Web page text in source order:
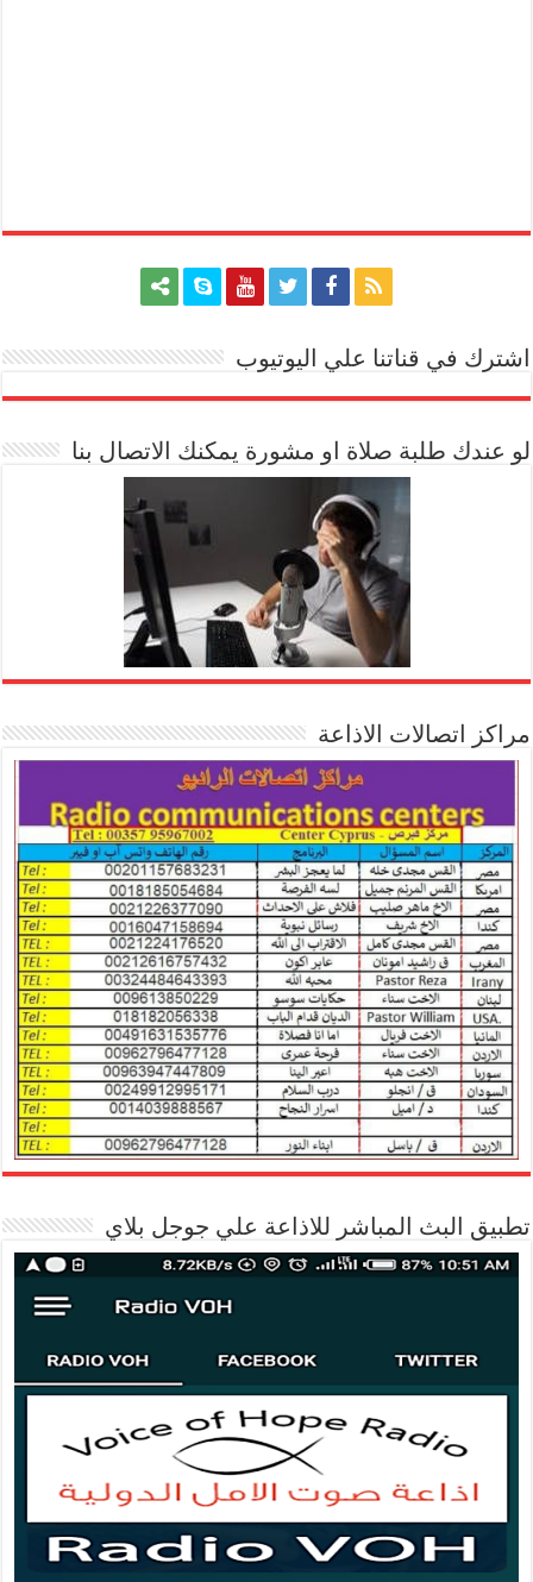
اشترك في قناتنا علي اليوتيوب
لو عندك طلبة صلاة او مشورة يمكنك الاتصال بنا
مراكز اتصالات الاذاعة
تطبيق البث المباشر للاذاعة علي جوجل بلاي